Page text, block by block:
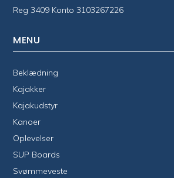
Reg 3409 Konto 3103267226
MENU
Beklædning
Kajakker
Kajakudstyr
Kanoer
Oplevelser
SUP Boards
Svømmeveste